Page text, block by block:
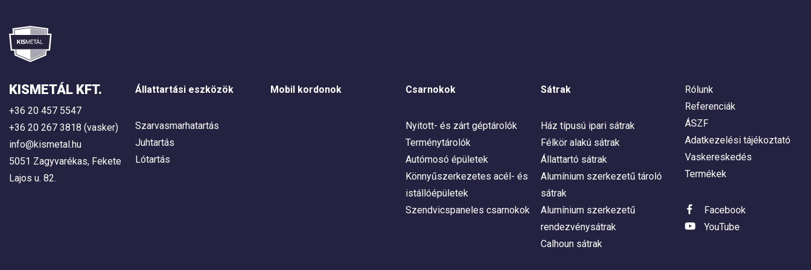
KISMETÁL KFT.
+36 20 457 5547
+36 20 267 3818 (vasker)
info@kismetal.hu
5051 Zagyvarékas, Fekete
Lajos u. 82.
Állattartási eszközök
Szarvasmarhatartás
Juhtartás
Lótartás
Mobil kordonok Csarnokok
Nyitott- és zárt géptárolók
Terménytárolók
Autómosó épületek
Könnyűszerkezetes acél- és
istállóépületek
Szendvicspaneles csarnokok
Sátrak
Ház típusú ipari sátrak
Félkör alakú sátrak
Állattartó sátrak
Alumínium szerkezetű tároló
sátrak
Alumínium szerkezetű
rendezvénysátrak
Calhoun sátrak
Rólunk
Referenciák
ÁSZF
Adatkezelési tájékoztató
Vaskereskedés
Termékek
Facebook
YouTube